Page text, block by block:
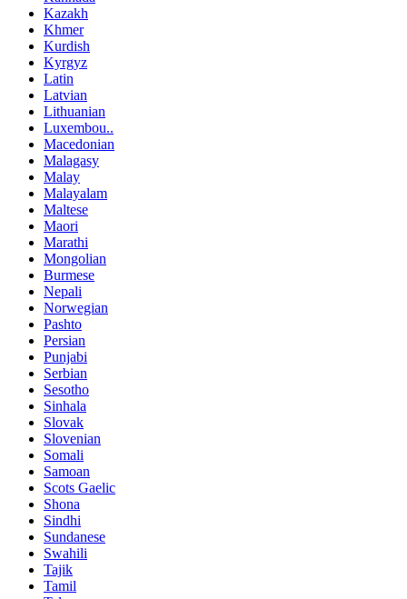
Kazakh
Khmer
Kurdish
Kyrgyz
Latin
Latvian
Lithuanian
Luxembou..
Macedonian
Malagasy
Malay
Malayalam
Maltese
Maori
Marathi
Mongolian
Burmese
Nepali
Norwegian
Pashto
Persian
Punjabi
Serbian
Sesotho
Sinhala
Slovak
Slovenian
Somali
Samoan
Scots Gaelic
Shona
Sindhi
Sundanese
Swahili
Tajik
Tamil